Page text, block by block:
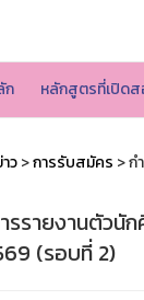
ก หลักสูตรที่เปิด
ว>การรับสมัคร > ก
รรายงานตัวนั
(รอบที่ 2)